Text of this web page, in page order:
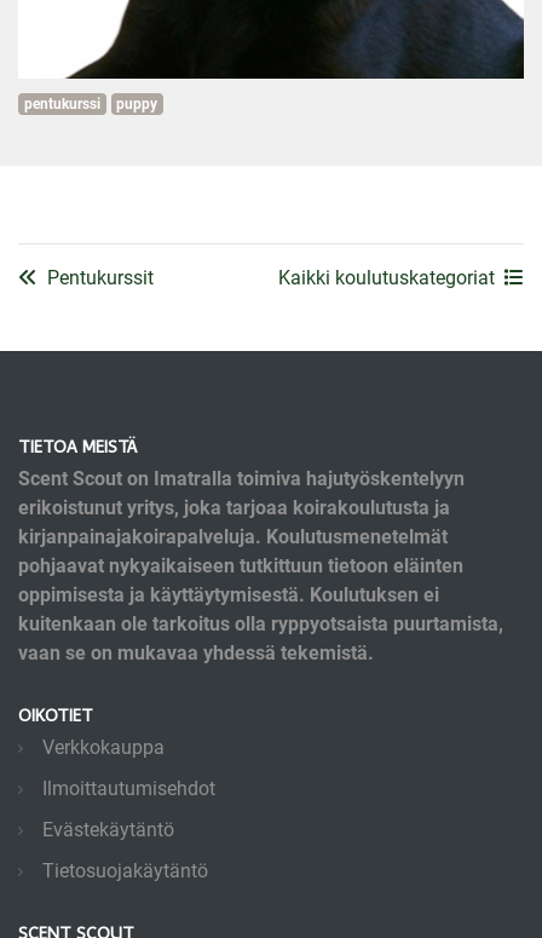
pentukurssi puppy
Pentukurssit Kaikki koulutuskategoriat
TIETOA MEISTÄ
Scent Scout on Imatralla toimiva hajutyöskentelyyn
erikoistunut yritys, joka tarjoaa koirakoulutusta ja
kirjanpainajakoirapalveluja. Koulutusmenetelmät
pohjaavat nykyaikaiseen tutkittuun tietoon eläinten
oppimisesta ja käyttäytymisestä. Koulutuksen ei
kuitenkaan ole tarkoitus olla ryppyotsaista puurtamista,
vaan se on mukavaa yhdessä tekemistä.
OIKOTIET
Verkkokauppa
Ilmoittautumisehdot
Evästekäytäntö
Tietosuojakäytäntö
SCENT SCOUT